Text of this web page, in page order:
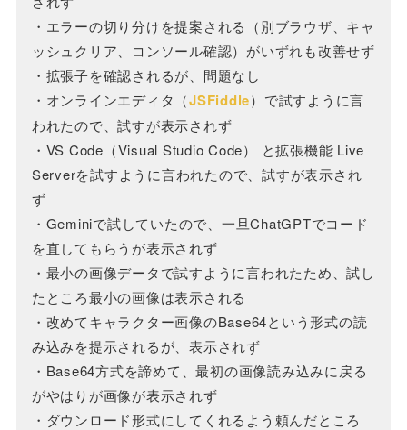
・エラーの切り分けを提案される（別ブラウザ、キャ
ッシュクリア、コンソール確認）がいずれも改善せず
・拡張子を確認されるが、問題なし
・オンラインエディタ（JSFiddle）で試すように言
われたので、試すが表示されず
・VS Code（Visual Studio Code） と拡張機能 Live
Serverを試すように言われたので、試すが表示され
ず
・Geminiで試していたので、一旦ChatGPTでコード
を直してもらうが表示されず
・最小の画像データで試すように言われたため、試し
たところ最小の画像は表示される
・改めてキャラクター画像のBase64という形式の読
み込みを提示されるが、表示されず
・Base64方式を諦めて、最初の画像読み込みに戻る
がやはりが画像が表示されず
・ダウンロード形式にしてくれるよう頼んだところ